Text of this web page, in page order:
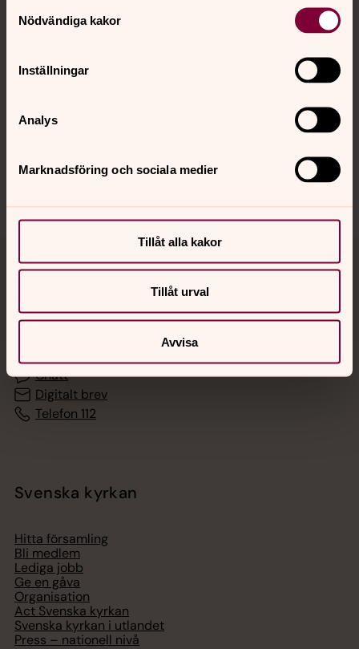
Nödvändiga kakor
Inställningar
Analys
Marknadsföring och sociala medier
Tillåt alla kakor
Tillåt urval
Avvisa
Kalender
Jourhavande präst
Akut samtals- och krisstöd. Prata eller chatta anonymt
med en präst på kvällar och nätter.
Chatt
Digitalt brev
Telefon 112
Svenska kyrkan
Hitta församling
Bli medlem
Lediga jobb
Ge en gåva
Organisation
Act Svenska kyrkan
Svenska kyrkan i utlandet
Press – nationell nivå